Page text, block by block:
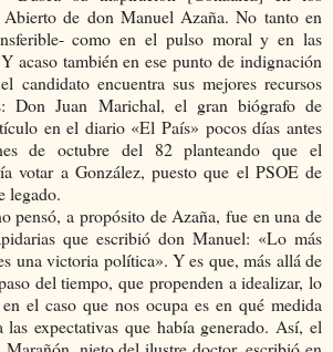
de don Manuel Azaña. No tanto en
como en el pulso moral y en las
acaso también en ese punto de indignación
candidato encuentra sus mejores recursos
Don Juan Marichal, el gran biógrafo de
en el diario «El País» pocos días antes
de octubre del 82 planteando que el
votar a González, puesto que el PSOE de
legado.
pensó, a propósito de Azaña, fue en una de
que escribió don Manuel: «Lo más
una victoria política». Y es que, más allá de
del tiempo, que propenden a idealizar, lo
el caso que nos ocupa es en qué medida
las expectativas que había generado. Así, el